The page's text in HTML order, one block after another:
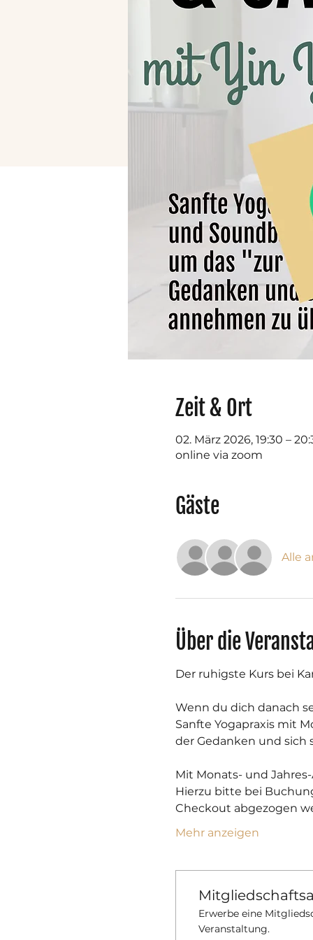
Zeit & Ort
02. März 2026, 19:30 –
online via zoom
Gäste
Alle
Über die
Der ruhigste Kurs bei
​Wenn du dich danach
Sanfte Yogapraxis mit
der Gedanken und sich
Mit Monats- und
Hierzu bitte bei
Checkout abgezogen
Mehr anzeigen
Erwerbe eine
Veranstaltung.